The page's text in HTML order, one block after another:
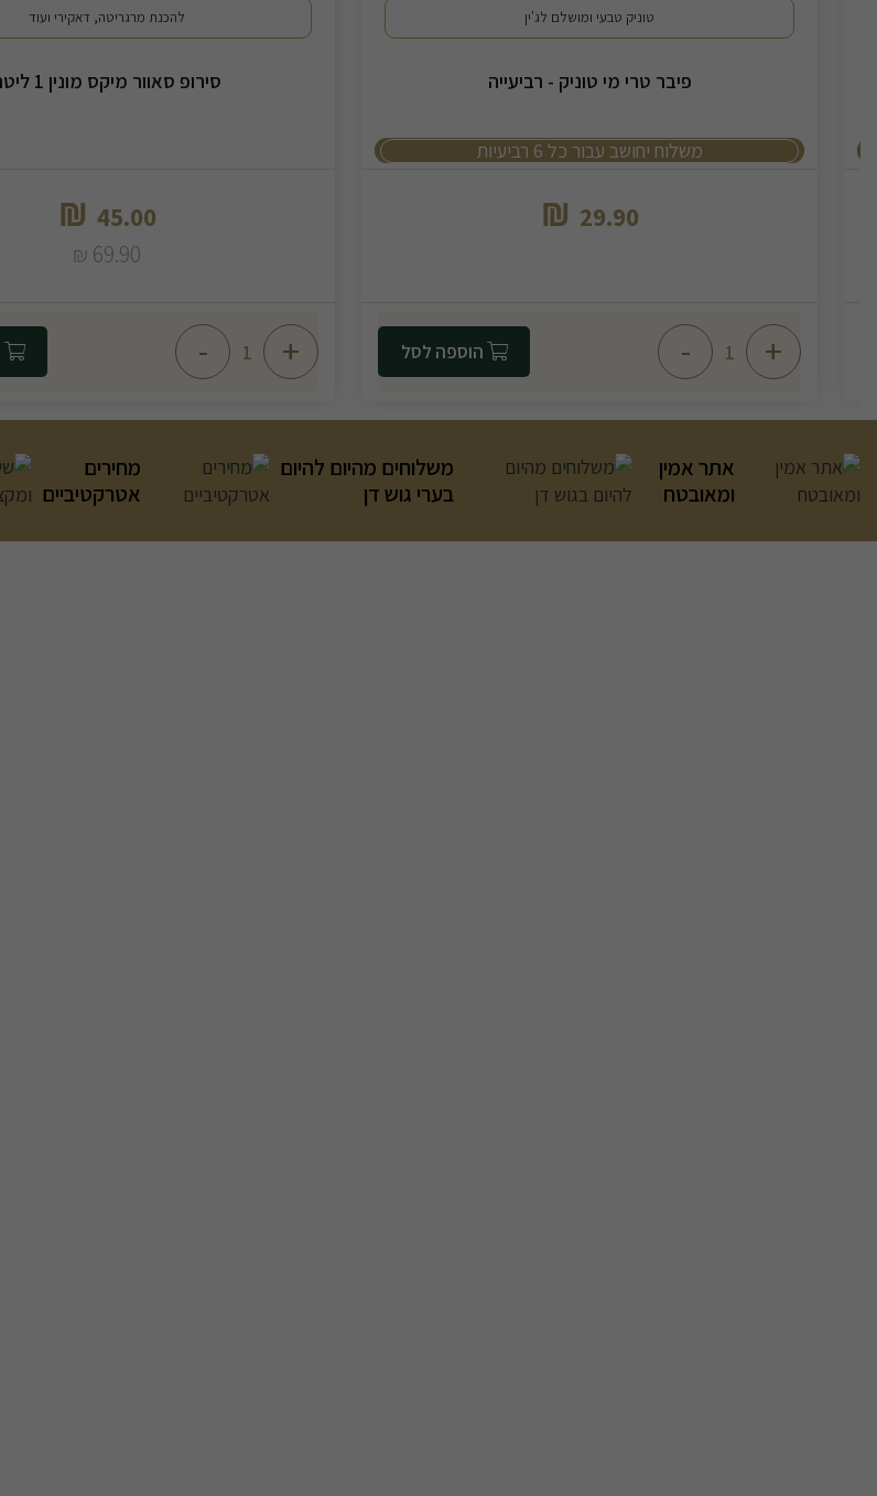
טוניק טבעי ומושלם לג'ין
פיבר טרי מי טוניק - רביעייה
משלוח יחושב עבור כל 6 רביעיות
29.90
₪
+
-
להכנת מרגריטה, דאקירי ועוד
סירופ סאוור מיקס מונין 1 ליטר
45.00
₪
69.90
₪
+
-
אתר אמין
ומאובטח
משלוחים מהיום להיום
בערי גוש דן
מחירים
אטרקטיביים